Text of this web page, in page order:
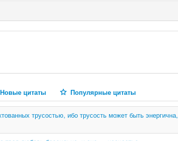
Новые цитаты Популярные цитаты
трусостью, ибо трусость может быть энергична,